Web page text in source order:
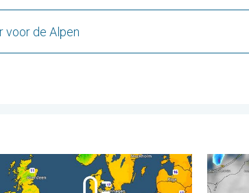
voor de Alpen
. . dinsdag 4 augustus 2026
komen koelere nachten aan. West- en Midden-
Hagel